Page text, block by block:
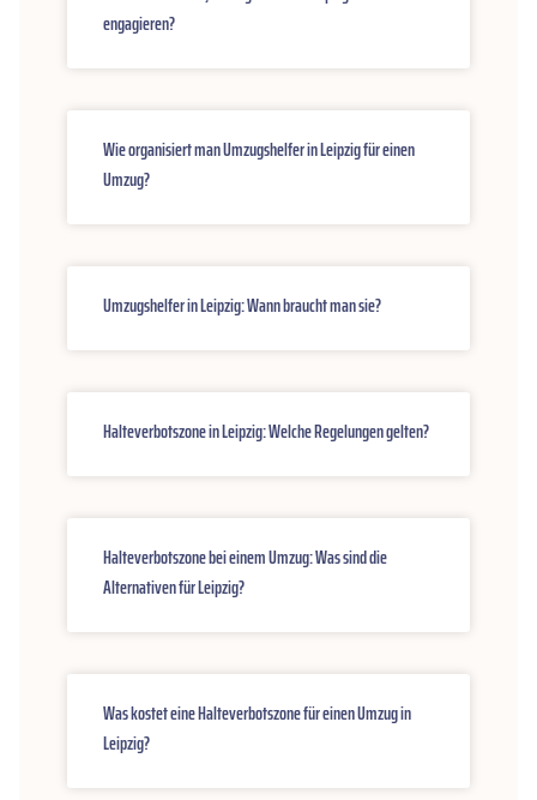
engagieren?
Wie organisiert man Umzugshelfer in Leipzig für einen
Umzug?
Umzugshelfer in Leipzig: Wann braucht man sie?
Halteverbotszone in Leipzig: Welche Regelungen gelten?
Halteverbotszone bei einem Umzug: Was sind die
Alternativen für Leipzig?
Was kostet eine Halteverbotszone für einen Umzug in
Leipzig?